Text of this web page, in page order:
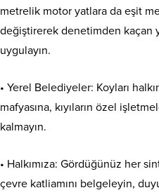
metrelik motor yatlara da eşit
değiştirerek denetimden kaçan
uygulayın.
• Yerel Belediyeler: Koyları
mafyasına, kıyıların özel
kalmayın.
• Halkımıza: Gördüğünüz her
çevre katliamını belgeleyin,